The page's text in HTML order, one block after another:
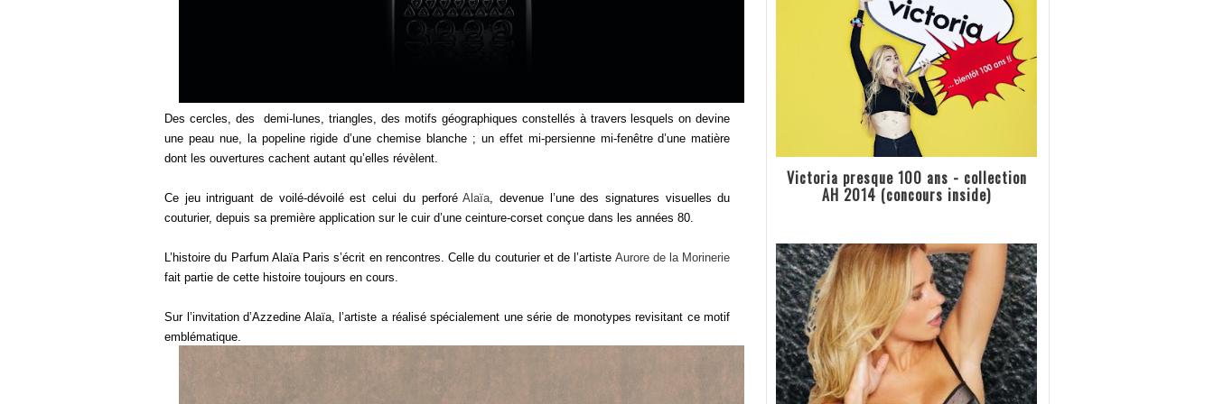
Des cercles, des demi-lunes, triangles, des motifs géographiques constellés à travers lesquels on devine
une peau nue, la popeline rigide d’une chemise blanche ; un effet mi-persienne mi-fenêtre d’une matière
dont les ouvertures cachent autant qu’elles révèlent.
Ce jeu intriguant de voilé-dévoilé est celui du perforéAlaïa , devenue l’une des signatures visuelles du
couturier, depuis sa première application sur le cuir d’une ceinture-corset conçue dans les années 80.
L’histoire du Parfum Alaïa Paris s’écrit en rencontres. Celle du couturier et de l’artiste Aurore de la Morinerie
fait partie de cette histoire toujours en cours.
​Sur l’invitation d’Azzedine Alaïa, l’artiste a réalisé spécialement une série de monotypes revisitant ce motif
emblématique.
Victoria presque 100 ans - collection
AH 2014 (concours inside)